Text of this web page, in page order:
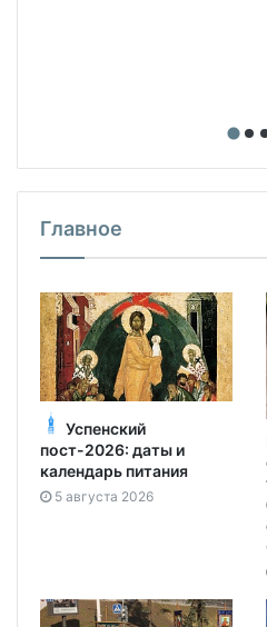
Главное
Успенский
пост-2026: даты и
календарь питания
5 августа 2026